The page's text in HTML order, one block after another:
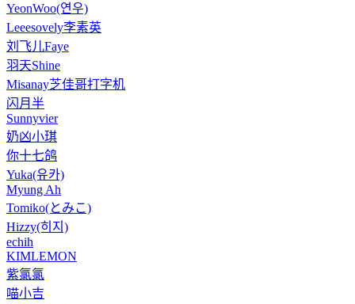
YeonWoo(연우)
Leeesovely李素英
刘飞儿Faye
羽天Shine
Misanay芝佳哥打字机
闪月半
Sunnyvier
奶凶小琪
你十七鸽
Yuka(유카)
Myung Ah
Tomiko(とみこ)
Hizzy(히지)
echih
KIMLEMON
紫氯氯
喵小吉